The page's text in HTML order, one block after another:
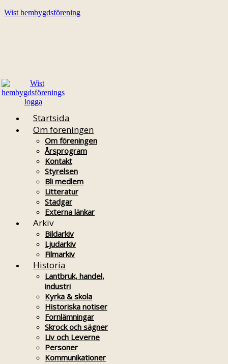
Wist hembygdsförening
Startsida
Om föreningen
Om föreningen
Årsprogram
Kontakt
Styrelsen
Bli medlem
Litteratur
Stadgar
Externa länkar
Arkiv
Bildarkiv
Ljudarkiv
Filmarkiv
Historia
Lantbruk, handel,
industri
Kyrka & skola
Historiska notiser
Fornlämningar
Skrock och sägner
Liv och Leverne
Personer
Kommunikationer